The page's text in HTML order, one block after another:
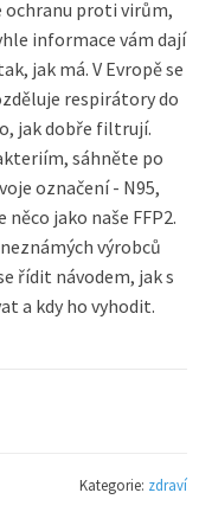
ochranu proti virům,
informace vám dají
jak má. V Evropě se
respirátory do
jak dobře filtrují.
sáhněte po
označení - N95,
něco jako naše FFP2.
výrobců
řídit návodem, jak s
a kdy ho vyhodit.
Kategorie: zdraví